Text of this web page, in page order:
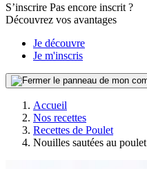
S’inscrire Pas encore inscrit ?
Découvrez vos avantages
Je découvre
Je m'inscris
Accueil
Nos recettes
Recettes de Poulet
Nouilles sautées au poulet